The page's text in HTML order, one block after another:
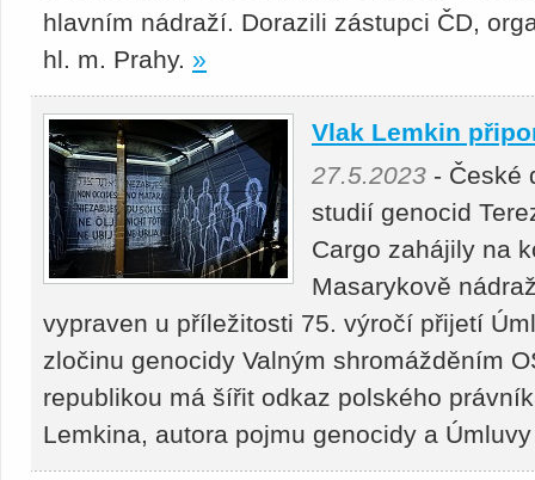
hlavním nádraží. Dorazili zástupci ČD,
hl. m. Prahy. »
Vlak Lemkin
27.5.2023 - České
studií genocid
Cargo zahájily na
Masarykově
vypraven u příležitosti 75. výročí přijetí
zločinu genocidy Valným shromážděním
republikou má šířit odkaz polského
Lemkina, autora pojmu genocidy a